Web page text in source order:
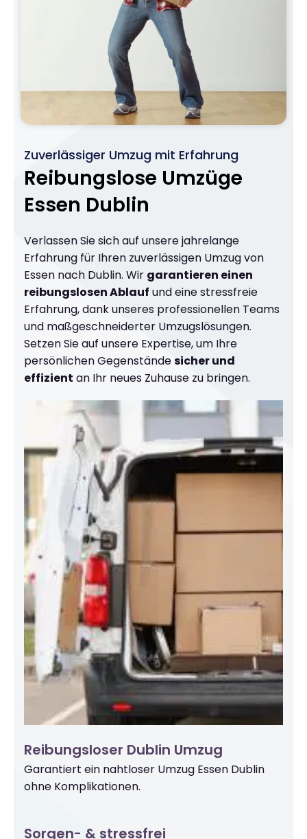
Zuverlässiger Umzug mit Erfahrung
Reibungslose Umzüge
Essen Dublin
Verlassen Sie sich auf unsere jahrelange
Erfahrung für Ihren zuverlässigen Umzug von
Essen nach Dublin. Wir garantieren einen
reibungslosen Ablauf und eine stressfreie
Erfahrung, dank unseres professionellen Teams
und maßgeschneiderter Umzugslösungen.
Setzen Sie auf unsere Expertise, um Ihre
persönlichen Gegenständesicher und
effizient an Ihr neues Zuhause zu bringen.
Reibungsloser Dublin Umzug
Garantiert ein nahtloser Umzug Essen Dublin
ohne Komplikationen.
Sorgen- & stressfrei